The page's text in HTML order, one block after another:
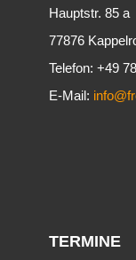
Hauptstr. 85 a
77876
Telefon: +49
E-Mail:
TERMINE